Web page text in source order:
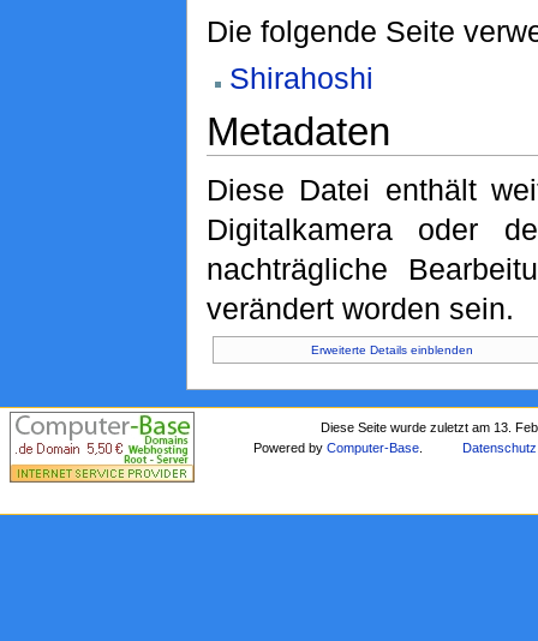
Die folgende Seite
Shirahoshi
Metadaten
Diese Datei enthält
Digitalkamera oder
nachträgliche
verändert worden sein.
Erweiterte Details einblenden
Diese Seite wurde zuletzt am 13.
Powered byComputer-Base Datenschutz